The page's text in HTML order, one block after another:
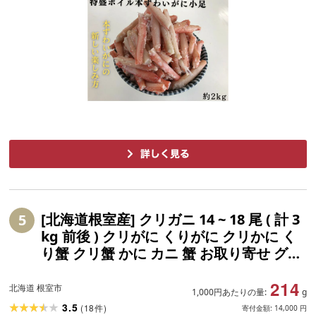
5
[北海道根室産] クリガニ 14 ~ 18 尾 ( 計 3
kg 前後 ) クリがに くりがに クリかに く
り蟹 クリ蟹 かに カニ 蟹 お取り寄せ グル
北海道 根室市 1,000円あたりの量: 214 g
寄付金額: 14,000 円
3.5 (18件)